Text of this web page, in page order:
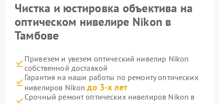
Чистка и юстировка объектива на
оптическом нивелире Nikon в
Тамбове
Привезем и увезем оптический нивелир Nikon
собственной доставкой
Гарантия на наши работы по ремонту оптических
нивелиров Nikonдо 3-х лет
Срочный ремонт оптических нивелиров Nikon в